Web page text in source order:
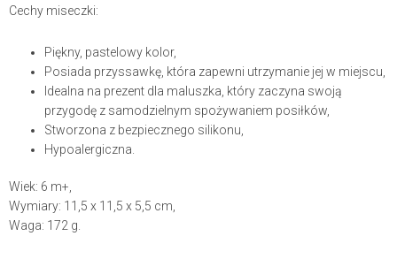
Cechy miseczki:
Piękny, pastelowy kolor,
Posiada przyssawkę, która zapewni utrzymanie jej w miejscu,
Idealna na prezent dla maluszka, który zaczyna swoją
przygodę z samodzielnym spożywaniem posiłków,
Stworzona z bezpiecznego silikonu,
Hypoalergiczna.
Wiek: 6 m+,
Wymiary: 11,5 x 11,5 x 5,5 cm,
Waga: 172 g.